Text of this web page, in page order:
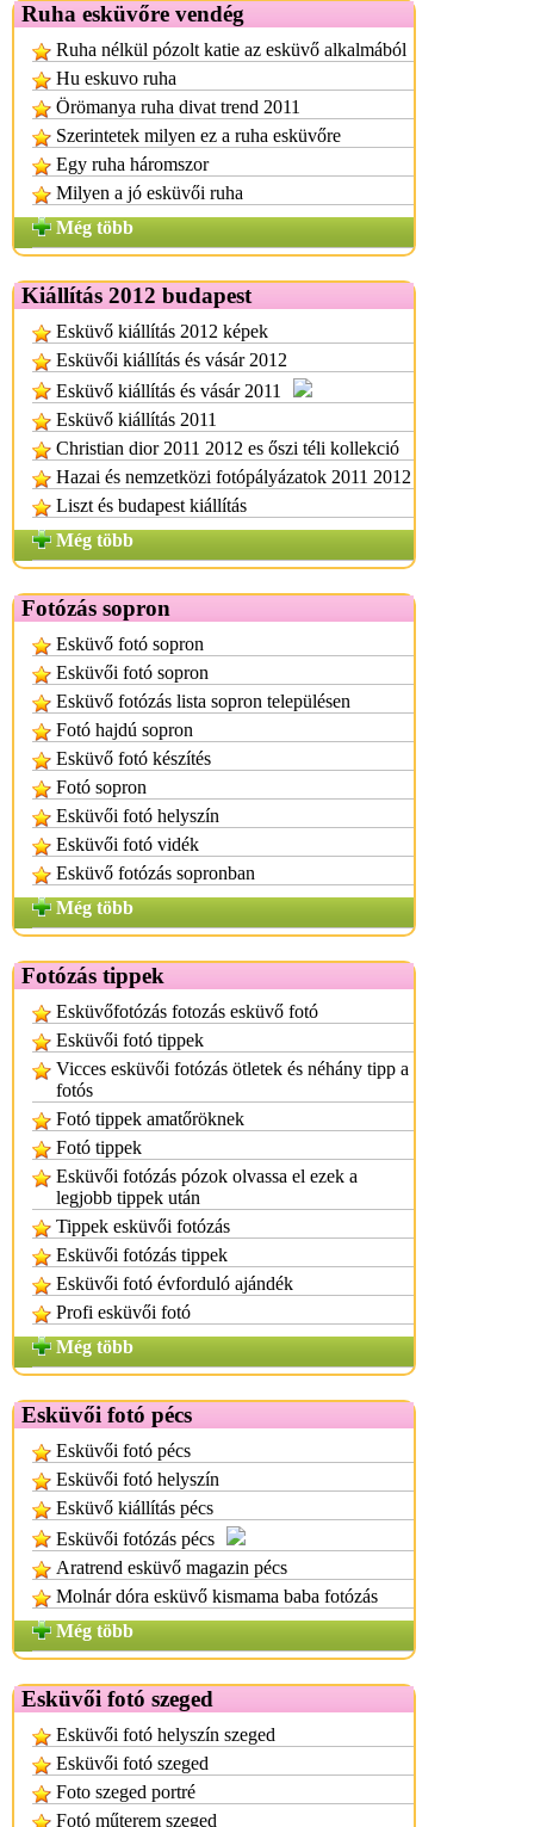
Ruha esküvőre vendég
Ruha nélkül pózolt katie az esküvő alkalmából
Hu eskuvo ruha
Örömanya ruha divat trend 2011
Szerintetek milyen ez a ruha esküvőre
Egy ruha háromszor
Milyen a jó esküvői ruha
Még több
Kiállítás 2012 budapest
Esküvő kiállítás 2012 képek
Esküvői kiállítás és vásár 2012
Esküvő kiállítás és vásár 2011
Esküvő kiállítás 2011
Christian dior 2011 2012 es őszi téli kollekció
Hazai és nemzetközi fotópályázatok 2011 2012
Liszt és budapest kiállítás
Még több
Fotózás sopron
Esküvő fotó sopron
Esküvői fotó sopron
Esküvő fotózás lista sopron településen
Fotó hajdú sopron
Esküvő fotó készítés
Fotó sopron
Esküvői fotó helyszín
Esküvői fotó vidék
Esküvő fotózás sopronban
Még több
Fotózás tippek
Esküvőfotózás fotozás esküvő fotó
Esküvői fotó tippek
Vicces esküvői fotózás ötletek és néhány tipp a
fotós
Fotó tippek amatőröknek
Fotó tippek
Esküvői fotózás pózok olvassa el ezek a
legjobb tippek után
Tippek esküvői fotózás
Esküvői fotózás tippek
Esküvői fotó évforduló ajándék
Profi esküvői fotó
Még több
Esküvői fotó pécs
Esküvői fotó pécs
Esküvői fotó helyszín
Esküvő kiállítás pécs
Esküvői fotózás pécs
Aratrend esküvő magazin pécs
Molnár dóra esküvő kismama baba fotózás
Még több
Esküvői fotó szeged
Esküvői fotó helyszín szeged
Esküvői fotó szeged
Foto szeged portré
Fotó műterem szeged